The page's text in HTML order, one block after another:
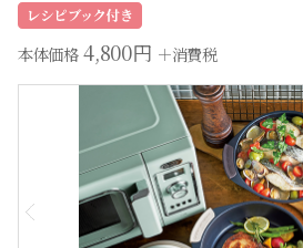
本体価格4,800円 ＋消費税